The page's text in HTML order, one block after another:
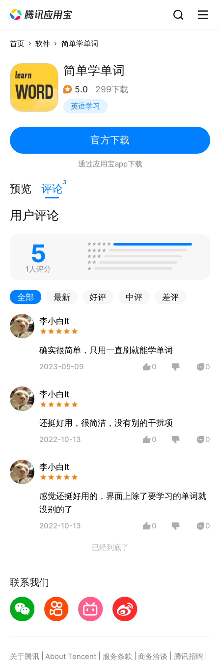
首页 软件 简单学单词
简单学单词
5.0 299下载
英语学习
官方下载
通过应用宝app下载
预览 评论3
用户评论
5
1人评分
全部 最新 好评 中评 差评
李小白lt
确实很简单，只用一直刷就能学单词
2023-05-09 0 0
李小白lt
还挺好用，很简洁，没有别的干扰项
2022-10-13 0 0
李小白lt
感觉还挺好用的，界面上除了要学习的单词就
没别的了
2022-10-13 0 0
已经到底了
联系我们
关于腾讯 About Tencent 服务条款 商务洽谈 腾讯招聘